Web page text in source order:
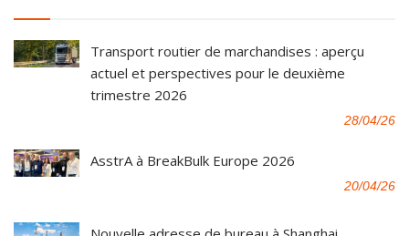
Transport routier de marchandises : aperçu
actuel et perspectives pour le deuxième
trimestre 2026
28/04/26
AsstrA à BreakBulk Europe 2026
20/04/26